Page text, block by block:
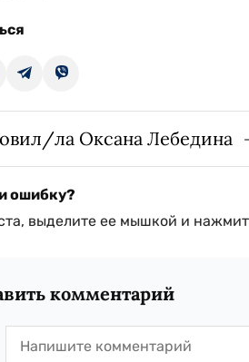
ла Оксана Лебедина
ошибку?
выделите ее мышкой и
комментарий